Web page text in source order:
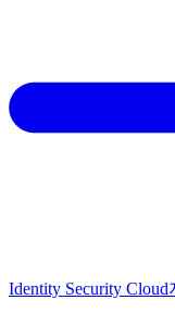
Identity Security Cloud